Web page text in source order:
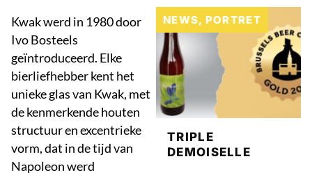
Kwak werd in 1980 door
Ivo Bosteels
geïntroduceerd. Elke
bierliefhebber kent het
unieke glas van Kwak, met
de kenmerkende houten
structuur en excentrieke
vorm, dat in de tijd van
Napoleon werd
NEWS, PORTRET
TRIPLE
DEMOISELLE